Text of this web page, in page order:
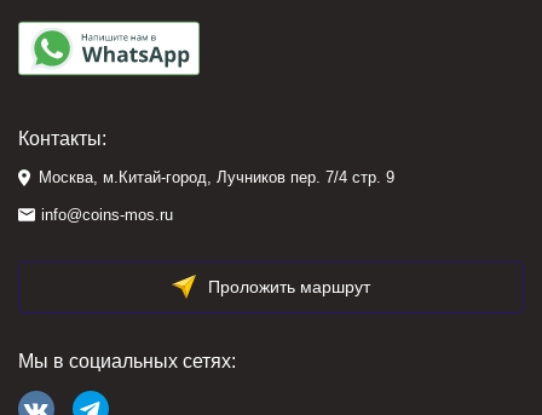
Контакты:
Москва, м.Китай-город, Лучников пер. 7/4 стр. 9
info@coins-mos.ru
Проложить маршрут
Мы в социальных сетях: